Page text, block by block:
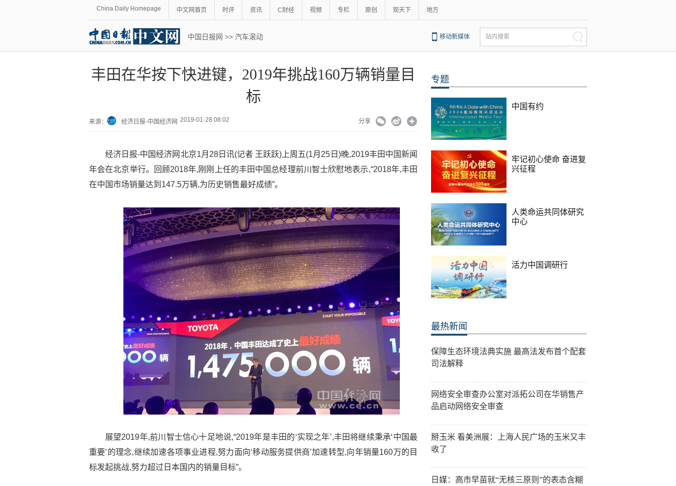
China Daily Homepage 中文网首页 时评 资讯 C财经 视频 专栏 原创 观天下 地方
中国日报网 >> 汽车滚动 移动新媒体 站内搜索
丰田在华按下快进键，2019年挑战160万辆销量目
标
来源： 经济日报-中国经济网 2019-01-28 08:02 分享
经济日报-中国经济网北京1月28日讯(记者 王跃跃)上周五(1月25日)晚,2019丰田中国新闻
年会在北京举行。回顾2018年,刚刚上任的丰田中国总经理前川智士欣慰地表示,“2018年,丰田
在中国市场销量达到147.5万辆,为历史销售最好成绩”。
展望2019年,前川智士信心十足地说,“2019年是丰田的‘实现之年’,丰田将继续秉承‘中国最
重要’的理念,继续加速各项事业进程,努力面向‘移动服务提供商’加速转型,向年销量160万的目
标发起挑战,努力超过日本国内的销量目标”。
专题
中国有约
牢记初心使命 奋进复
兴征程
人类命运共同体研究
中心
活力中国调研行
最热新闻
保障生态环境法典实施 最高法发布首个配套
司法解释
网络安全审查办公室对派拓公司在华销售产
品启动网络安全审查
掰玉米 看美洲展：上海人民广场的玉米又丰
收了
日媒：高市早苗就“无核三原则”的表态含糊